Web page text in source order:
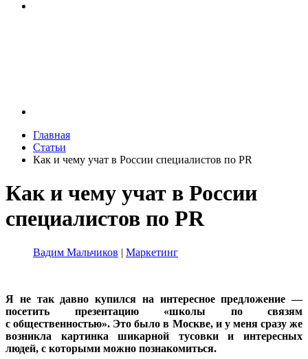
Главная
Статьи
Как и чему учат в России специалистов по PR
Как и чему учат в России
специалистов по PR
Вадим Мальчиков | Маркетинг
Я не так давно купился на интересное предложение —
посетить презентацию «школы по связям
с общественностью». Это было в Москве, и у меня сразу же
возникла картинка шикарной тусовки и интересных
людей, с которыми можно познакомиться.